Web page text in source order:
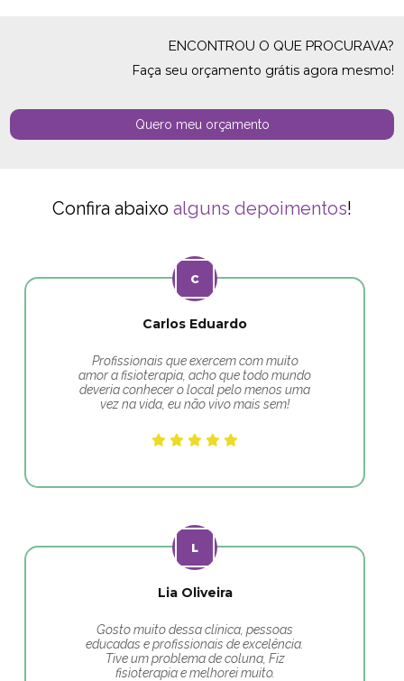
ENCONTROU O QUE PROCURAVA?
Faça seu orçamento grátis agora mesmo!
Quero meu orçamento
Confira abaixo alguns depoimentos!
Carlos Eduardo
Profissionais que exercem com muito
amor a fisioterapia, acho que todo mundo
deveria conhecer o local pelo menos uma
vez na vida, eu não vivo mais sem!
Lia Oliveira
Gosto muito dessa clínica, pessoas
educadas e profissionais de excelência.
Tive um problema de coluna, Fiz
fisioterapia e melhorei muito.